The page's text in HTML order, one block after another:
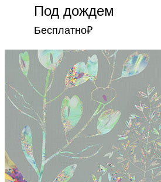
Под дождем
Бесплатно₽